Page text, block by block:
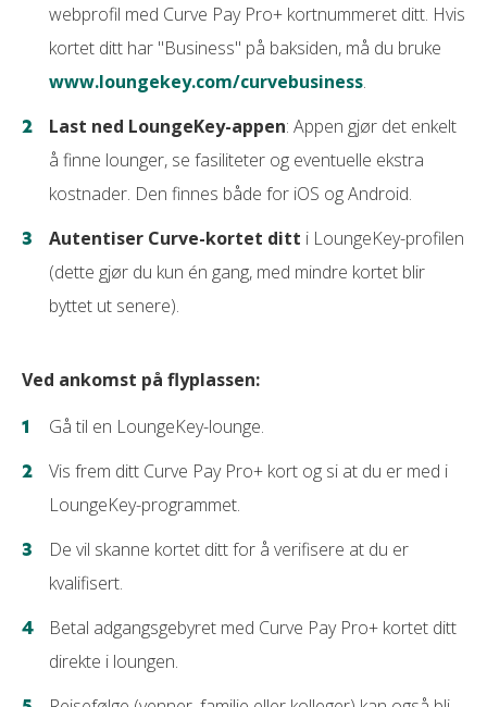
webprofil med Curve Pay Pro+ kortnummeret ditt. Hvis
kortet ditt har "Business" på baksiden, må du bruke
www.loungekey.com/curvebusiness.
Last ned LoungeKey-appen: Appen gjør det enkelt
å finne lounger, se fasiliteter og eventuelle ekstra
kostnader. Den finnes både for iOS og Android.
Autentiser Curve-kortet ditt i LoungeKey-profilen
(dette gjør du kun én gang, med mindre kortet blir
byttet ut senere).
Ved ankomst på flyplassen:
Gå til en LoungeKey-lounge.
Vis frem ditt Curve Pay Pro+ kort og si at du er med i
LoungeKey-programmet.
De vil skanne kortet ditt for å verifisere at du er
kvalifisert.
Betal adgangsgebyret med Curve Pay Pro+ kortet ditt
direkte i loungen.